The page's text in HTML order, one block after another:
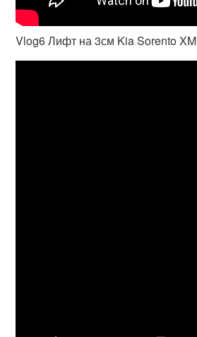
Vlog6 Лифт на 3см Kia Sorento XM